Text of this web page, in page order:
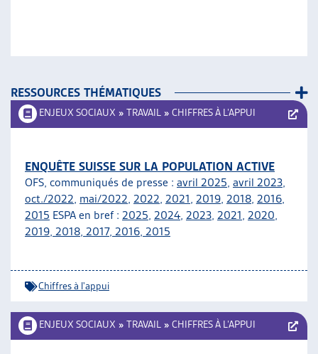
RESSOURCES THÉMATIQUES
ENJEUX SOCIAUX » TRAVAIL » CHIFFRES À L’APPUI
ENQUÊTE SUISSE SUR LA POPULATION ACTIVE
OFS, communiqués de presse : avril 2025, avril 2023,
oct./2022, mai/2022, 2022, 2021, 2019, 2018, 2016,
2015 ESPA en bref : 2025, 2024, 2023, 2021, 2020,
2019, 2018, 2017, 2016, 2015
Chiffres à l'appui
ENJEUX SOCIAUX » TRAVAIL » CHIFFRES À L’APPUI